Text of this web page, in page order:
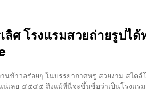
ลิศ โรงแรมสวยถ่ายรูปไ
นข้าวอร่อยๆ ในบรรยากาศหรู สวยงาม สไต
น่เลย ๕๕๕๕ ถึงแม้ที่นี่จะขึ้นชื่อว่าเป็นโรงแร